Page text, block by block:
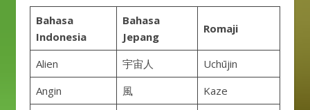
Bahasa
Indonesia
Bahasa
Jepang
Romaji
Alien 宇宙人
Uchūjin
Angin
風
Kaze